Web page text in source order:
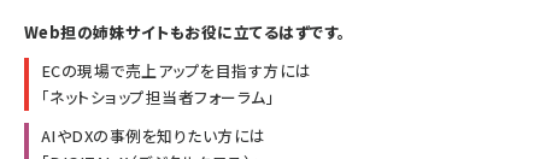
Web担の姉妹サイトもお役に立てるはずです。
ECの現場で売上アップを目指す方には
「ネットショップ担当者フォーラム 」
AIやDXの事例を知りたい方には